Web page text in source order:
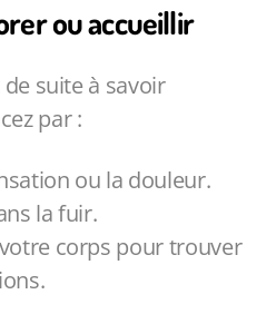
ou accueillir
suite à savoir
par :
ou la douleur.
la fuir.
corps pour trouver